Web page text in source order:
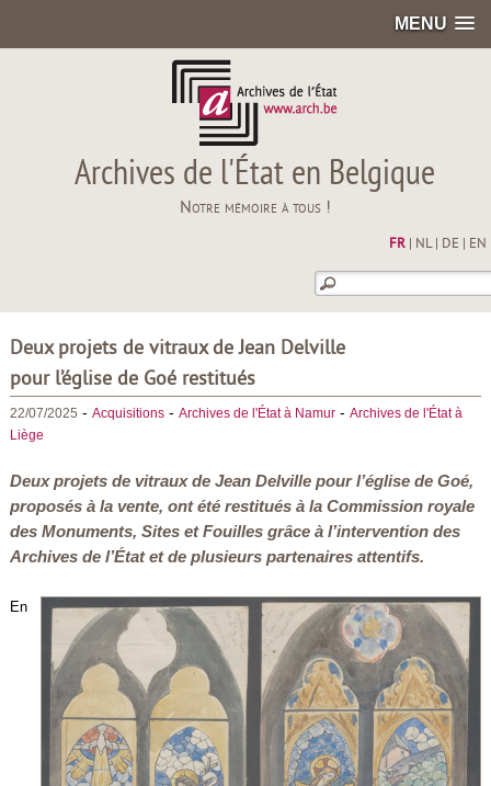
MENU
Archives de l'État en Belgique
Notre mémoire à tous !
FR| NL| DE EN
Deux projets de vitraux de Jean Delville
pour l’église de Goé restitués
22/07/2025 - Acquisitions- Archives de l'État à Namur- Archives de l'État à
Liège
Deux projets de vitraux de Jean Delville pour l’église de Goé,
proposés à la vente, ont été restitués à la Commission royale
des Monuments, Sites et Fouilles grâce à l’intervention des
Archives de l’État et de plusieurs partenaires attentifs.
En